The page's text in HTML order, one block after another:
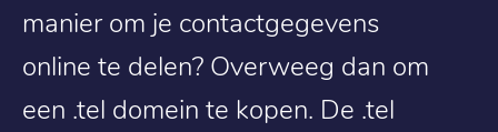
manier om je contactgegevens
online te delen? Overweeg dan om
een .tel domein te kopen. De .tel